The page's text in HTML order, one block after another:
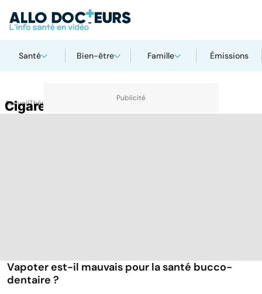
Santé Bien-être Famille Émissions
AccueilThématiques
Cigarette
Vapoter est-il mauvais pour la santé bucco-
dentaire ?